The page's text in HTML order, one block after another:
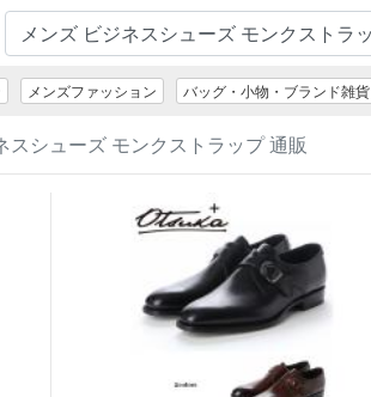
メンズファッション バッグ・小物・ブランド雑貨
スシューズ モンクストラップ 通販